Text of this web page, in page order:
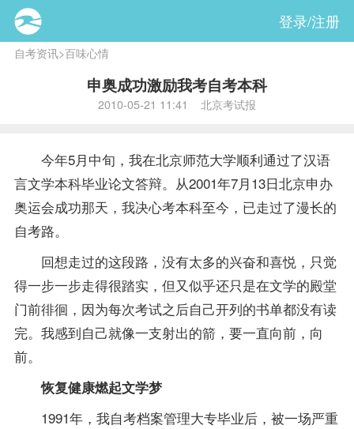
登录/注册
自考资讯>百味心情
申奥成功激励我考自考本科
2010-05-21 11:41 北京考试报
今年5月中旬，我在北京师范大学顺利通过了汉语
言文学本科毕业论文答辩。从2001年7月13日北京申办
奥运会成功那天，我决心考本科至今，已走过了漫长的
自考路。
回想走过的这段路，没有太多的兴奋和喜悦，只觉
得一步一步走得很踏实，但又似乎还只是在文学的殿堂
门前徘徊，因为每次考试之后自己开列的书单都没有读
完。我感到自己就像一支射出的箭，要一直向前，向
前。
恢复健康燃起文学梦
1991年，我自考档案管理大专毕业后，被一场严重